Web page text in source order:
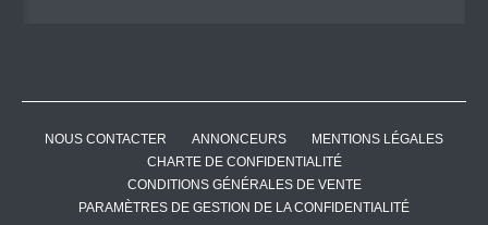
NOUS CONTACTER ANNONCEURS
MENTIONS LÉGALES
CHARTE DE CONFIDENTIALITÉ
CONDITIONS GÉNÉRALES DE VENTE
PARAMÈTRES DE GESTION DE LA CONFIDENTIALITÉ